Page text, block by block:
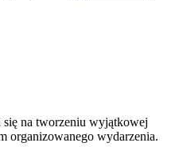
się na tworzeniu wyjątkowej
organizowanego wydarzenia.